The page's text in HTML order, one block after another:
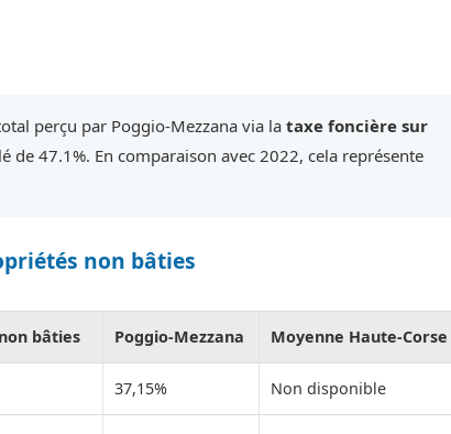
perçu par Poggio-Mezzana via la taxe foncière sur
de 47.1%. En comparaison avec 2022, cela représente
non bâties
bâties Poggio-Mezzana Moyenne Haute-Corse
37,15% Non disponible